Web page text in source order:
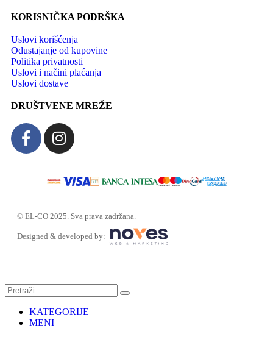
KORISNIČKA PODRŠKA
Uslovi korišćenja
Odustajanje od kupovine
Politika privatnosti
Uslovi i načini plaćanja
Uslovi dostave
DRUŠTVENE MREŽE
© EL-CO 2025. Sva prava zadržana.
Designed & developed by:
KATEGORIJE
MENI